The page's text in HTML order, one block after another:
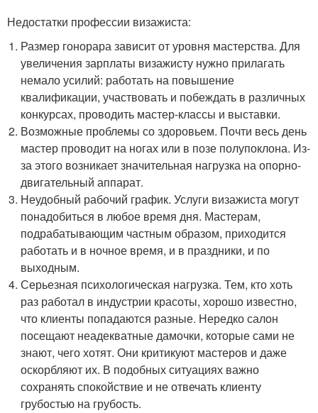
Недостатки профессии визажиста:
Размер гонорара зависит от уровня мастерства. Для
увеличения зарплаты визажисту нужно прилагать
немало усилий: работать на повышение
квалификации, участвовать и побеждать в различных
конкурсах, проводить мастер-классы и выставки.
Возможные проблемы со здоровьем. Почти весь день
мастер проводит на ногах или в позе полупоклона. Из-
за этого возникает значительная нагрузка на опорно-
двигательный аппарат.
Неудобный рабочий график. Услуги визажиста могут
понадобиться в любое время дня. Мастерам,
подрабатывающим частным образом, приходится
работать и в ночное время, и в праздники, и по
выходным.
Серьезная психологическая нагрузка. Тем, кто хоть
раз работал в индустрии красоты, хорошо известно,
что клиенты попадаются разные. Нередко салон
посещают неадекватные дамочки, которые сами не
знают, чего хотят. Они критикуют мастеров и даже
оскорбляют их. В подобных ситуациях важно
сохранять спокойствие и не отвечать клиенту
грубостью на грубость.